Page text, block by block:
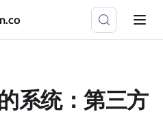
系统：第三方